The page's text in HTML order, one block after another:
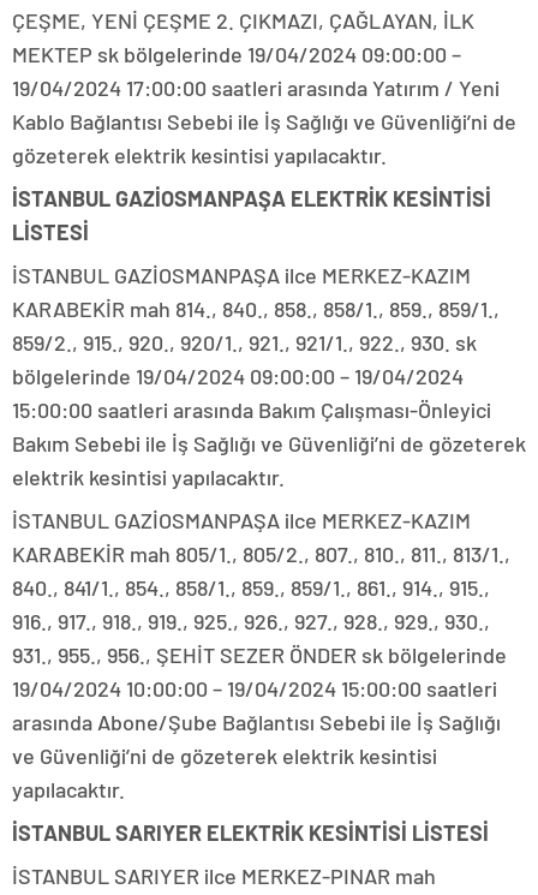
ÇEŞME, YENİ ÇEŞME 2. ÇIKMAZI, ÇAĞLAYAN, İLK
MEKTEP sk bölgelerinde 19/04/2024 09:00:00 –
19/04/2024 17:00:00 saatleri arasında Yatırım / Yeni
Kablo Bağlantısı Sebebi ile İş Sağlığı ve Güvenliği’ni de
gözeterek elektrik kesintisi yapılacaktır.
İSTANBUL GAZİOSMANPAŞA ELEKTRİK KESİNTİSİ
LİSTESİ
İSTANBUL GAZİOSMANPAŞA ilce MERKEZ-KAZIM
KARABEKİR mah 814., 840., 858., 858/1., 859., 859/1.,
859/2., 915., 920., 920/1., 921., 921/1., 922., 930. sk
bölgelerinde 19/04/2024 09:00:00 – 19/04/2024
15:00:00 saatleri arasında Bakım Çalışması-Önleyici
Bakım Sebebi ile İş Sağlığı ve Güvenliği’ni de gözeterek
elektrik kesintisi yapılacaktır.
İSTANBUL GAZİOSMANPAŞA ilce MERKEZ-KAZIM
KARABEKİR mah 805/1., 805/2., 807., 810., 811., 813/1.,
840., 841/1., 854., 858/1., 859., 859/1., 861., 914., 915.,
916., 917., 918., 919., 925., 926., 927., 928., 929., 930.,
931., 955., 956., ŞEHİT SEZER ÖNDER sk bölgelerinde
19/04/2024 10:00:00 – 19/04/2024 15:00:00 saatleri
arasında Abone/Şube Bağlantısı Sebebi ile İş Sağlığı
ve Güvenliği’ni de gözeterek elektrik kesintisi
yapılacaktır.
İSTANBUL SARIYER ELEKTRİK KESİNTİSİ LİSTESİ
İSTANBUL SARIYER ilce MERKEZ-PINAR mah